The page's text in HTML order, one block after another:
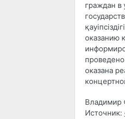
граждан в
оказанию
оказана
Владимир
Источник: